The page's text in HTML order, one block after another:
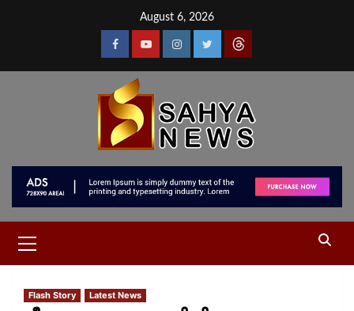
August 6, 2026
Flash Story Latest News